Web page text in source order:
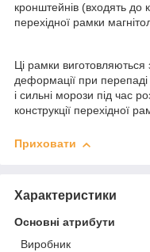
кронштейнів (входять до
перехідної рамки
Ці рамки виготовляються
деформації при
і сильні морози під час
конструкції перехідної
Приховати
Характеристики
Основні атрибути
Виробник